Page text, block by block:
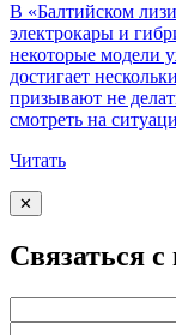
В «Балтийском
электрокары и
некоторые модели
достигает
призывают не
смотреть на
Читать
✕
Связаться